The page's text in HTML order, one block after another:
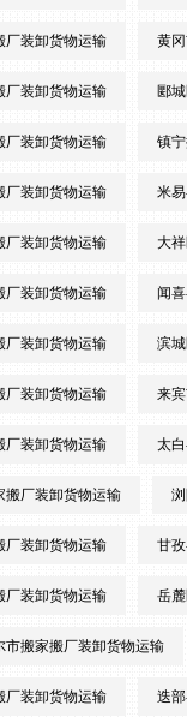
厂装卸货物运输 黄
厂装卸货物运输 郾
厂装卸货物运输 镇
厂装卸货物运输 米
厂装卸货物运输 大
厂装卸货物运输 闻
厂装卸货物运输 滨
厂装卸货物运输 来
厂装卸货物运输 太
搬厂装卸货物运输
厂装卸货物运输 甘
厂装卸货物运输 岳
市搬家搬厂装卸货物运输
厂装卸货物运输 迭